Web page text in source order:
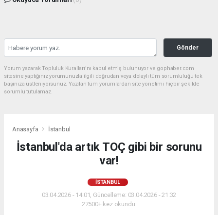
Gönder
Yorum yazarak Topluluk Kuralları’nı kabul etmiş bulunuyor ve gophaber.com
sitesine yaptığınız yorumunuzla ilgili doğrudan veya dolaylı tüm sorumluluğu tek
başınıza üstleniyorsunuz. Yazılan tüm yorumlardan site yönetimi hiçbir şekilde
sorumlu tutulamaz.
Anasayfa İstanbul
İstanbul'da artık TOÇ gibi bir sorunu
var!
İSTANBUL
03.04.2026 - 14:01, Güncelleme: 03.04.2026 - 21:32
27500+ kez okundu.